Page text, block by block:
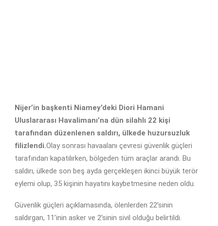
Nijer’in başkenti Niamey’deki Diori Hamani
Uluslararası Havalimanı’na dün silahlı 22 kişi
tarafından düzenlenen saldırı, ülkede huzursuzluk
filizlendi.Olay sonrası havaalanı çevresi güvenlik güçleri
tarafından kapatılırken, bölgeden tüm araçlar arandı. Bu
saldırı, ülkede son beş ayda gerçekleşen ikinci büyük terör
eylemi olup, 35 kişinin hayatını kaybetmesine neden oldu.
Güvenlik güçleri açıklamasında, ölenlerden 22’sinin
saldırgan, 11’inin asker ve 2’sinin sivil olduğu belirtildi.